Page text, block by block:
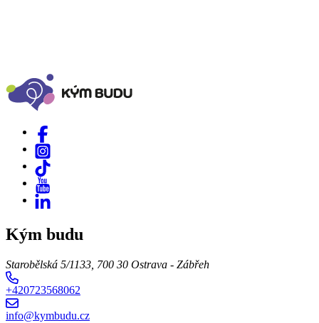
Kým budu
Starobělská 5/1133, 700 30 Ostrava - Zábřeh
+420723568062
info@kymbudu.cz